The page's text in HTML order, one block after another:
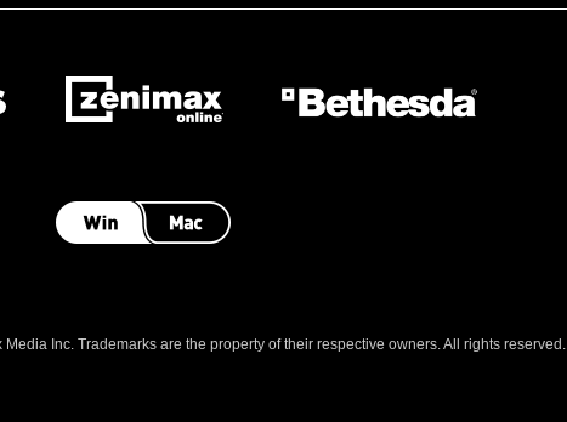
Inc. Trademarks are the property of their respective owners. All rights reserved.